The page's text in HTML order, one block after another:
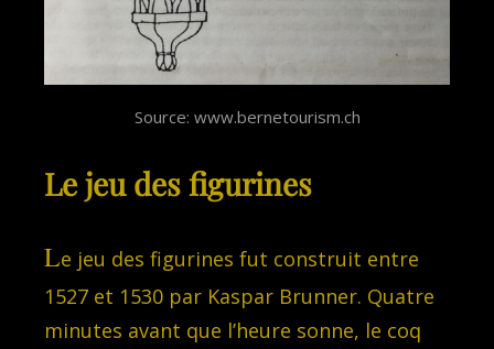
Source: www.bernetourism.ch
Le jeu des figurines
Le jeu des figurines fut construit entre
1527 et 1530 par Kaspar Brunner. Quatre
minutes avant que l’heure sonne, le coq